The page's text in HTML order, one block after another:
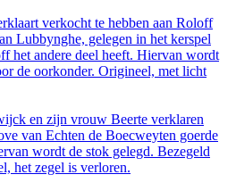
verkocht te hebben aan Roloff
Lubbynghe, gelegen in het kerspel
het andere deel heeft. Hiervan wordt
de oorkonder. Origineel, met licht
en zijn vrouw Beerte verklaren
van Echten de Boecweyten goerde
wordt de stok gelegd. Bezegeld
het zegel is verloren.